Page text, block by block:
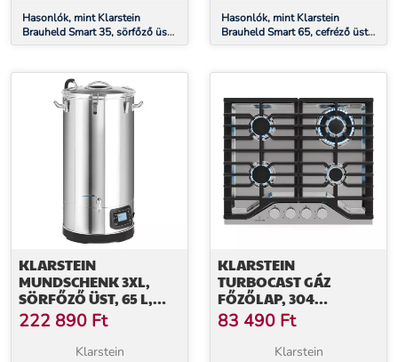
Hasonlók, mint Klarstein
Brauheld Smart 35, sörfőző üst,
35 l, 2500 W, 100°C, keringető
Hasonlók, mint Klarstein
Brauheld Smart 65, cefréző üst,
65 l, 2500 W, 100°C, keringető
KLARSTEIN
MUNDSCHENK 3XL,
SÖRFŐZŐ ÜST, 65 L,
3000 W, SÖRFŐZŐ
KÉSZÜLÉK, 9 PROGRAM
222 890 Ft
Klarstein
KLARSTEIN
TURBOCAST GÁZ
FŐZŐLAP, 304
ROZSDAMENTES ACÉL,
4 ÉGŐ,
PROFESSZIONÁLIS
83 490 Ft
Klarstein